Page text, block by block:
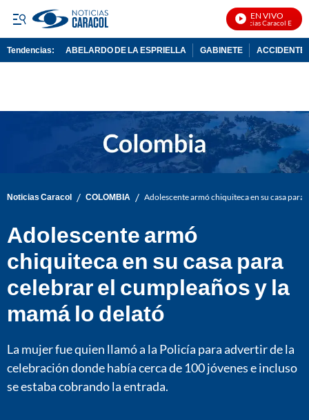
EN VIVO
Noticias Caracol En Vivo
Tendencias: ABELARDO DE LA ESPRIELLA GABINETE ACCIDENTE
Noticias Caracol / COLOMBIA / Adolescente armó chiquiteca en su casa para
Adolescente armó
chiquiteca en su casa para
celebrar el cumpleaños y la
mamá lo delató
La mujer fue quien llamó a la Policía para advertir de la
celebración donde había cerca de 100 jóvenes e incluso
se estaba cobrando la entrada.